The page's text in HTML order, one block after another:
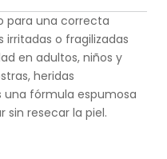
para una correcta
irritadas o fragilizadas
en adultos, niños y
heridas
una fórmula espumosa
sin resecar la piel.